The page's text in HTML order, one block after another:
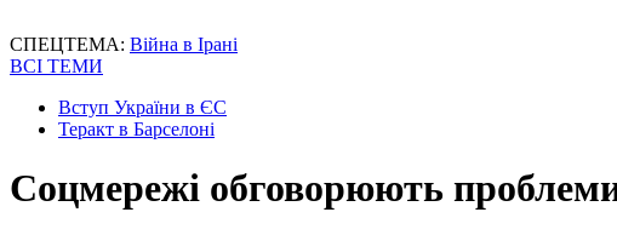
СПЕЦТЕМА: Війна в Ірані
ВСІ ТЕМИ
Вступ України в ЄС
Теракт в Барселоні
Соцмережі обговорюють